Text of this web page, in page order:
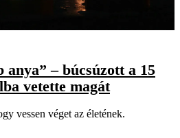
anya” – búcsúzott a 15
vetette magát
vessen véget az életének.